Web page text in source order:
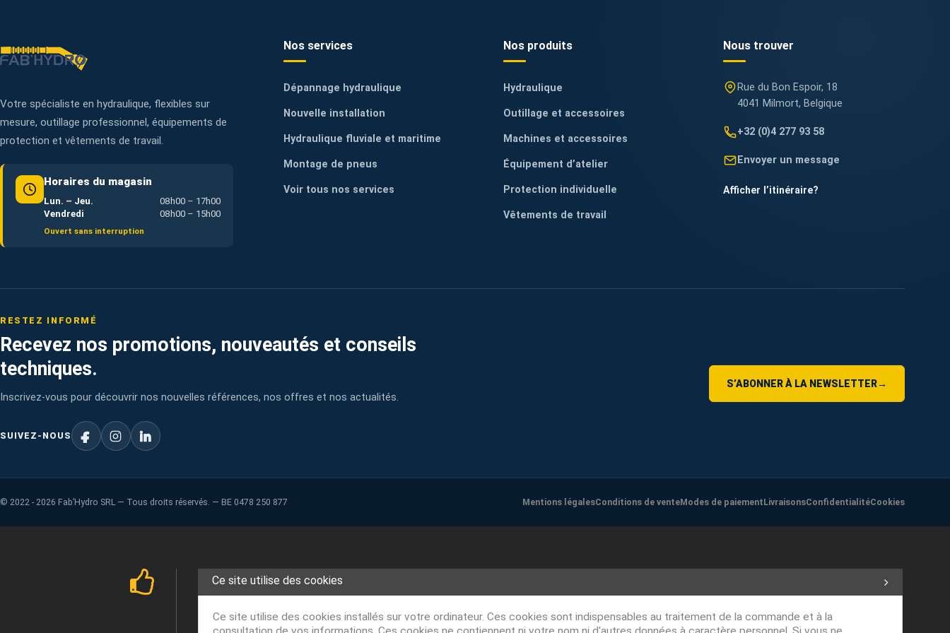
Votre spécialiste en hydraulique, flexibles sur
mesure, outillage professionnel, équipements de
protection et vêtements de travail.
Horaires du magasin
Lun. – Jeu.
08h00 – 17h00
Vendredi
08h00 – 15h00
Ouvert sans interruption
Nos services
Dépannage hydraulique
Nouvelle installation
Hydraulique fluviale et maritime
Montage de pneus
Voir tous nos services
Nos produits
Hydraulique
Outillage et accessoires
Machines et accessoires
Équipement d’atelier
Protection individuelle
Vêtements de travail
Nous trouver
Rue du Bon Espoir, 18
4041 Milmort, Belgique
+32 (0)4 277 93 58
Envoyer un message
Afficher l’itinéraire?
RESTEZ INFORMÉ
Recevez nos promotions, nouveautés et conseils
techniques.
Inscrivez-vous pour découvrir nos nouvelles références, nos offres et nos actualités.
SUIVEZ-NOUS
S’ABONNER À LA NEWSLETTER→
© 2022 - 2026 Fab’Hydro SRL — Tous droits réservés. — BE 0478 250 877 Mentions légalesConditions de venteModes de paiementLivraisonsConfidentialitéCookies
Ce site utilise des cookies
Ce site utilise des cookies installés sur votre ordinateur. Ces cookies sont indispensables au traitement de la commande et à la